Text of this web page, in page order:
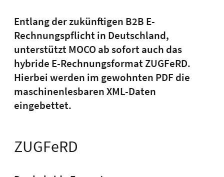
Entlang der zukünftigen B2B E-
Rechnungspflicht in Deutschland,
unterstützt MOCO ab sofort auch das
hybride E-Rechnungsformat ZUGFeRD.
Hierbei werden im gewohnten PDF die
maschinenlesbaren XML-Daten
eingebettet.
ZUGFeRD